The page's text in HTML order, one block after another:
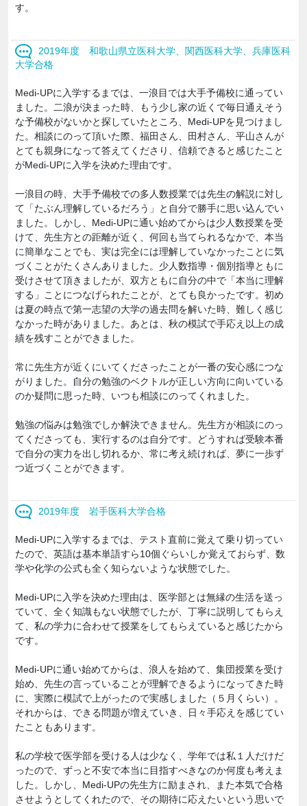
す。
2019年度 和歌山県立医科大学、関西医科大学、兵庫医科
大学合格
Medi-UPに入学するまでは、一浪目では大手予備校に通ってい
ました。二浪が決まった時、もう少し家の近くで毎日通えそう
な予備校がないかと探していたところ、Medi-UPを見つけまし
た。相談にのって頂いた際、福田さん、田村さん、平山さんが
とても親身になって答えてくださり、信頼できると感じたこと
がMedi-UPに入学を決めた理由です。
一浪目の時、大手予備校での多人数授業では先生の解説に対し
て「たぶん理解しているだろう」と自分で勝手に思い込んでい
ました。しかし、Medi-UPに通い始めてからは少人数授業を受
けて、先生方との距離が近く、何回も当てられるなかで、本当
に簡単なことでも、実は完全には理解していなかったことに気
づくことがたくさんありました。少人数指導・個別指導ともに
受けさせて頂きましたが、双方ともに自分の中で「本当に理解
する」ことにつなげられたことが、とても良かったです。初め
は夏の時点で第一志望の大学の過去問を解いた時、難しく感じ
なかった時がありました。あとは、秋の模試で手応え以上の成
績を残すことができました。
常に先生方が近くにいてくださったことが一番の安心感につな
がりました。自分の勉強のベクトルが正しい方向に向いている
のか疑問に思った時、いつも相談にのってくれました。
勉強の悩みは勉強でしか解決できません。先生方が相談にのっ
てくださっても、実行するのは自分です。どうすれば受験本番
で自分の実力を出し切れるか、常に考え続ければ、夢に一歩ず
つ近づくことができます。
2019年度 岩手医科大学合格
Medi-UPに入学するまでは、テスト直前に覚えて乗り切ってい
たので、英語は基本単語すら10個ぐらいしか覚えておらず、数
学や化学の公式も全く知らないような状態でした。
Medi-UPに入学を決めた理由は、医学部とは無縁の生活を送っ
ていて、全く知識もない状態でしたが、丁寧に説明してもらえ
て、私の学力に合わせて授業をしてもらえていると感じたから
です。
Medi-UPに通い始めてからは、浪人を始めて、集団授業を受け
始め、先生の言っていることが理解できるようになってきた時
に、実際に模試で上がったので実感しました（５月くらい）。
それからは、できる問題が増えていき、日々手応えを感じてい
たこともあります。
私の学校で医学部を受ける人は少なく、学年では私１人だけだ
ったので、ずっと不安で本当に目指すべきなのか何度も考えま
した。しかし、Medi-UPの先生方に励まされ、また本気で合格
させようとしてくれたので、その期待に応えたいという思いで